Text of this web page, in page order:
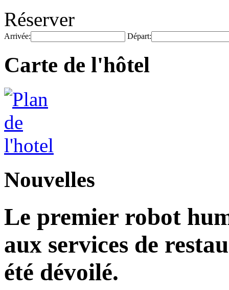
Réserver
Arrivée: Départ:
Carte de l'hôtel
Nouvelles
Le premier robot
aux services de
été dévoilé.